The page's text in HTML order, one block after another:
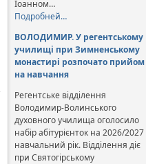
Іоанном…
Подробней…
ВОЛОДИМИР. У регентському
училищі при Зимненському
монастирі розпочато прийом
на навчання
Регентське відділення
Володимир-Волинського
духовного училища оголосило
набір абітурієнток на 2026/2027
навчальний рік. Відділення діє
при Святогірському